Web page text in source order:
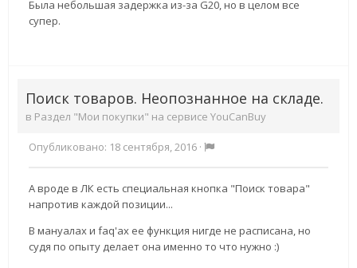
Была небольшая задержка из-за G20, но в целом все
супер.
Поиск товаров. Неопознанное на складе.
в Раздел "Мои покупки" на сервисе YouCanBuy
Опубликовано: 18 сентября, 2016 ·
А вроде в ЛК есть специальная кнопка "Поиск товара"
напротив каждой позиции...
В мануалах и faq'ах ее функция нигде не расписана, но
судя по опыту делает она именно то что нужно :)